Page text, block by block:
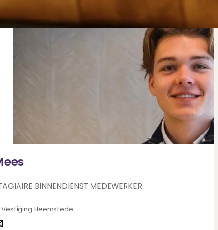
BINNENDIENST MEDEWERKER
Heemstede